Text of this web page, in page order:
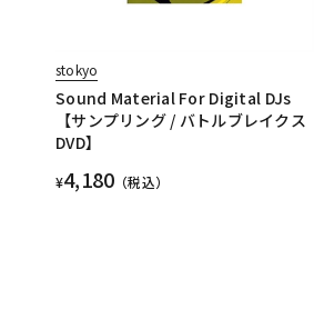
stokyo
Sound Material For Digital DJs
【サンプリング / バトルブレイクス
DVD】
¥4,180 （税込）